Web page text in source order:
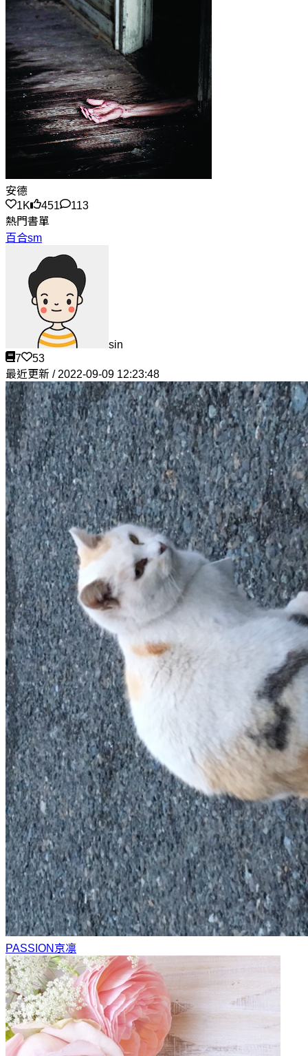
安德
1K
451
113
熱門書單
百合sm
sin
7
53
最近更新 / 2022-09-09 12:23:48
PASSION 京凛